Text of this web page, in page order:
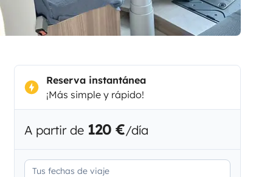
Reserva instantánea
¡Más simple y rápido!
A partir de 120 €/día
Tus fechas de viaje